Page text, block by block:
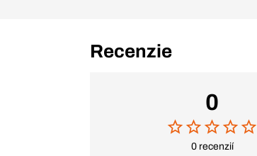
Recenzie
0
0 recenzií